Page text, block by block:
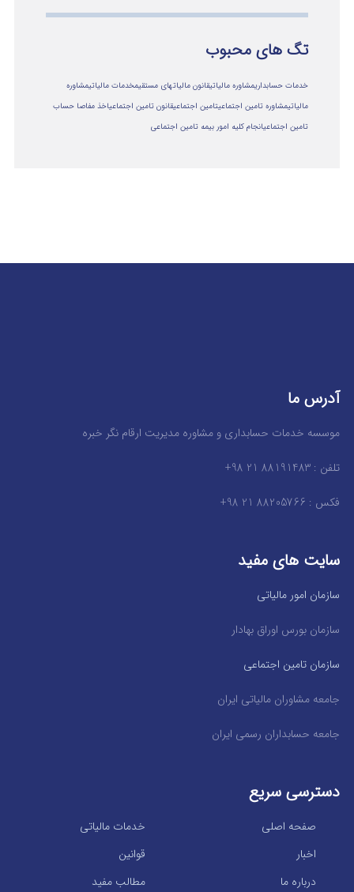
تگ های محبوب
خدمات حسابداریمشاوره مالیاتیقانون مالیاتهای مستقیمخدمات مالیاتیمشاوره
مالياتيمشاوره تامین اجتماعیتامین اجتماعیقانون تامین اجتماعیاخذ مفاصا حساب
تامین اجتماعیانجام کلیه امور بیمه تامین اجتماعی
آدرس ما
موسسه خدمات حسابداری و مشاوره مدیریت ارقام نگر خبره
تلفن : 88191483 21 98+
فکس : 88205766 21 98+
سایت های مفید
سازمان امور مالیاتی
سازمان بورس اوراق بهادار
سازمان تامین اجتماعی
جامعه مشاوران مالیاتی ایران
جامعه حسابداران رسمی ایران
دسترسی سریع
خدمات مالیاتی
صفحه اصلی
قوانین
اخبار
مطالب مفید
درباره ما